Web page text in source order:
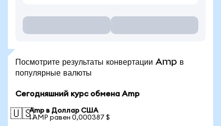
Посмотрите результаты конвертации Amp в
популярные валюты
Сегодняшний курс обмена Amp
🇺🇸Amp в Доллар США
1 AMP равен 0,000387 $